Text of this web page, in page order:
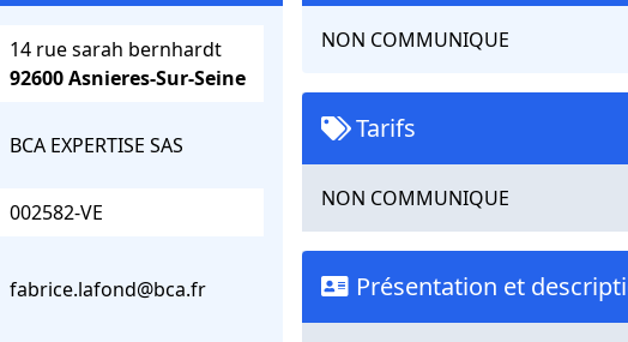
14 rue sarah bernhardt
92600 Asnieres-Sur-Seine
BCA EXPERTISE SAS
002582-VE
fabrice.lafond@bca.fr
NON COMMUNIQUE
Tarifs
NON COMMUNIQUE
Présentation et